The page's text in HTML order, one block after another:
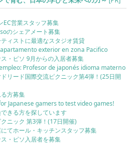
EC営業スタッフ募集
のシェアメート募集
ィストに最適なスタジオ賃貸
exterior en zona Pacifico
・ピソ 9月からの入居者募集
Profesor de japonés idioma materno
リード国際交流ピクニック第4弾！(25日開
方募集
Japanese gamers to test video games!
きる方を探しています
ニック 第3弾！(17日開催)
てホール・キッチンスタッフ募集
・ピソ入居者を募集